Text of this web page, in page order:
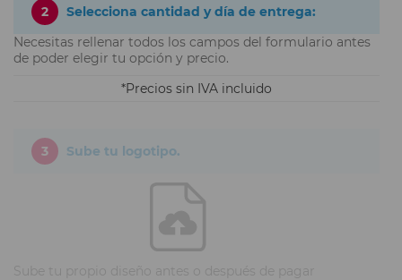
2
Selecciona cantidad y día de entrega:
Necesitas rellenar todos los campos del formulario antes
de poder elegir tu opción y precio.
Precios sin IVA incluido
3 Sube tu logotipo.
Sube tu propio diseño antes o después de pagar